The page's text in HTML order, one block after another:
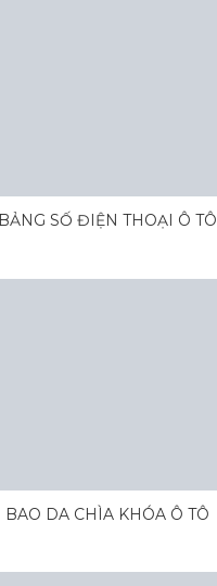
BẢNG SỐ ĐIỆN THOẠI Ô TÔ
BAO DA CHÌA KHÓA Ô TÔ